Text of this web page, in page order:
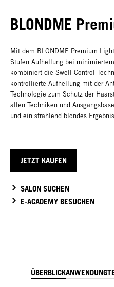
BLONDME
Mit dem BLONDME Premium
Stufen Aufhellung bei
kombiniert die Swell-Control
kontrollierte Aufhellung mit der
Technologie zum Schutz der
allen Techniken und
und ein strahlend blondes
JETZT KAUFEN
SALON SUCHEN
E-ACADEMY BESUCHEN
ÜBERBLICKANWENDUNG